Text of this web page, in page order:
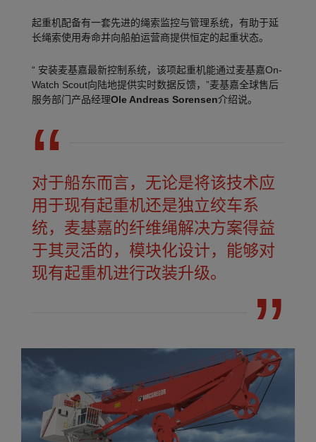
起重机配备有一套先进的绳索监控与管理系统，有助于延
长绳索使用寿命并向船舶运营商提供恒定的起重状态。
“ 安装麦基嘉最新控制系统，该项起重机能通过麦基嘉On-
Watch Scout向陆地提供实时数据反馈，”麦基嘉全球售后
服务部门产品经理Ole Andreas Sorensen介绍说。
对于船东而言，无论是将该技术应
用于现有起重机还是独立绞车系
统，麦基嘉的纤维绳解决方案得益
于其灵活的，模块化设计，能够对
现有起重机进行改装升级。